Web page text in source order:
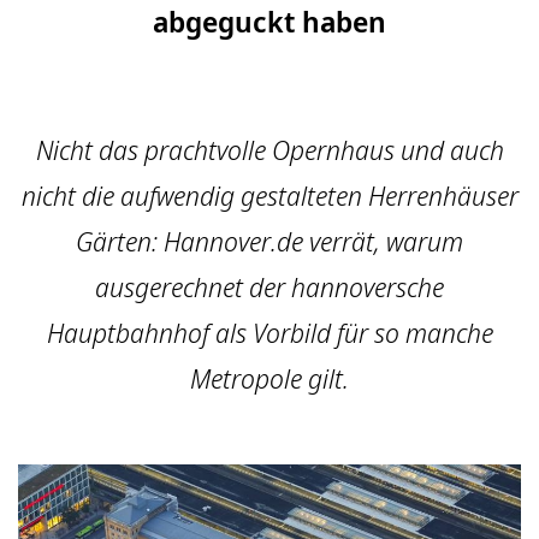
abgeguckt haben
Nicht das prachtvolle Opernhaus und auch
nicht die aufwendig gestalteten Herrenhäuser
Gärten: Hannover.de verrät, warum
ausgerechnet der hannoversche
Hauptbahnhof als Vorbild für so manche
Metropole gilt.